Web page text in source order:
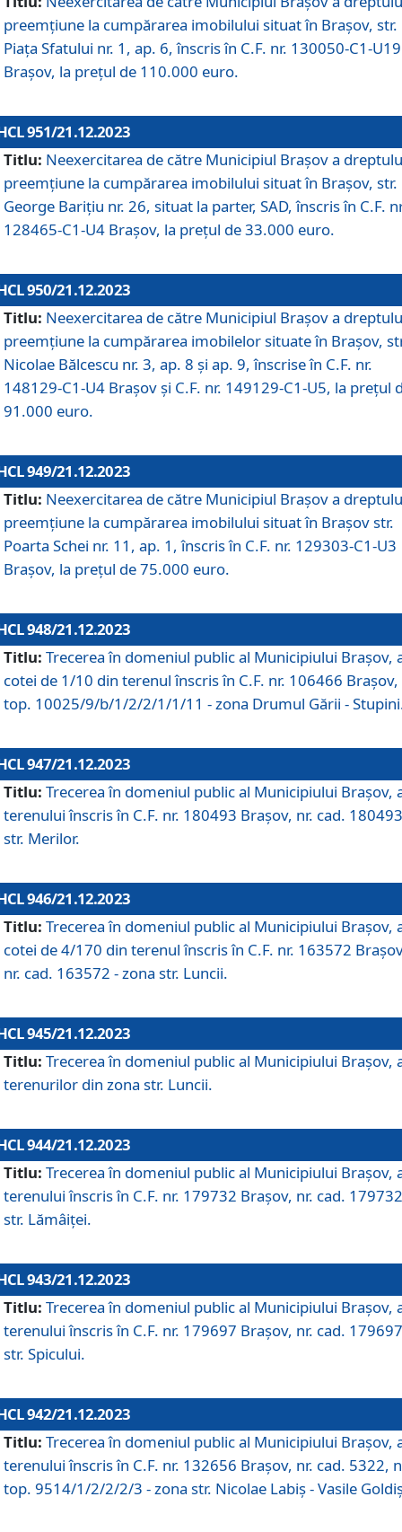
preemțiune la cumpărarea imobilului situat în Brașov, str.
Piața Sfatului nr. 1, ap. 6, înscris în C.F. nr. 130050-C1-U19
Brașov, la prețul de 110.000 euro.
951/21.12.2023
Titlu: Neexercitarea de către Municipiul Brașov a
preemțiune la cumpărarea imobilului situat în Brașov, str.
George Barițiu nr. 26, situat la parter, SAD, înscris în C.F.
128465-C1-U4 Brașov, la prețul de 33.000 euro.
950/21.12.2023
Titlu: Neexercitarea de către Municipiul Brașov a
preemțiune la cumpărarea imobilelor situate în Brașov,
Nicolae Bălcescu nr. 3, ap. 8 și ap. 9, înscrise în C.F. nr.
148129-C1-U4 Brașov și C.F. nr. 149129-C1-U5, la prețul
91.000 euro.
949/21.12.2023
Titlu: Neexercitarea de către Municipiul Brașov a
preemțiune la cumpărarea imobilului situat în Brașov str.
Poarta Schei nr. 11, ap. 1, înscris în C.F. nr. 129303-C1-U3
Brașov, la prețul de 75.000 euro.
948/21.12.2023
Titlu: Trecerea în domeniul public al Municipiului Braşov,
cotei de 1/10 din terenul înscris în C.F. nr. 106466 Brașov,
top. 10025/9/b/1/2/2/1/1/11 - zona Drumul Gării -
947/21.12.2023
Titlu: Trecerea în domeniul public al Municipiului Braşov,
terenului înscris în C.F. nr. 180493 Brașov, nr. cad.
str. Merilor.
946/21.12.2023
Titlu: Trecerea în domeniul public al Municipiului Braşov,
cotei de 4/170 din terenul înscris în C.F. nr. 163572
nr. cad. 163572 - zona str. Luncii.
945/21.12.2023
Titlu: Trecerea în domeniul public al Municipiului Braşov,
terenurilor din zona str. Luncii.
944/21.12.2023
Titlu: Trecerea în domeniul public al Municipiului Braşov,
terenului înscris în C.F. nr. 179732 Brașov, nr. cad.
str. Lămâiței.
943/21.12.2023
Titlu: Trecerea în domeniul public al Municipiului Braşov,
terenului înscris în C.F. nr. 179697 Brașov, nr. cad.
str. Spicului.
942/21.12.2023
Titlu: Trecerea în domeniul public al Municipiului Braşov,
terenului înscris în C.F. nr. 132656 Brașov, nr. cad. 5322,
top. 9514/1/2/2/2/3 - zona str. Nicolae Labiș - Vasile